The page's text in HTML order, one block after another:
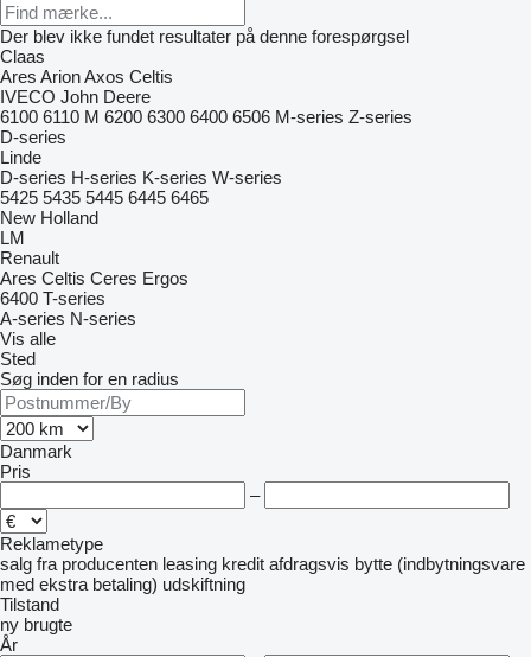
Der blev ikke fundet resultater på denne forespørgsel
Claas
Ares ArionAxos Celtis
IVECO John Deere
6100 6110 M 6200 6300 6400 6506 M-series Z-series
D-series
Linde
D-series H-series K-series W-series
5425 5435 5445 6445 6465
New Holland
LM
Renault
Ares Celtis Ceres Ergos
6400 T-series
A-series N-series
Vis alle
Sted
Søg inden for en radius
Danmark
Pris
–
Reklametype
salg fra producenten leasing kredit afdragsvis bytte (indbytningsvare
med ekstra betaling) udskiftning
Tilstand
ny brugte
År